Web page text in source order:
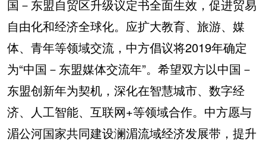
国－东盟自贸区升级议定书全面生效，促进贸易
自由化和经济全球化。应扩大教育、旅游、媒
体、青年等领域交流，中方倡议将2019年确定
为“中国－东盟媒体交流年”。希望双方以中国－
东盟创新年为契机，深化在智慧城市、数字经
济、人工智能、互联网+等领域合作。中方愿与
湄公河国家共同建设澜湄流域经济发展带，提升